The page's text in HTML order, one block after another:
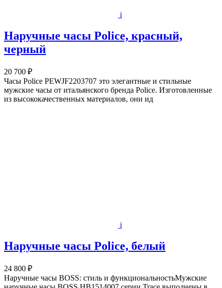
i
Наручные часы Police, красный,
черный
20 700 ₽
Часы Police PEWJF2203707 это элегантные и стильные
мужские часы от итальянского бренда Police. Изготовленные
из высококачественных материалов, они ид
i
Наручные часы Police, белый
24 800 ₽
Наручные часы BOSS: стиль и функциональностьМужские